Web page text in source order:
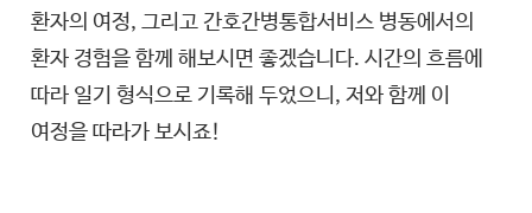
환자의 여정, 그리고 간호간병통합서비스 병동에서의
환자 경험을 함께 해보시면 좋겠습니다. 시간의 흐름에
따라 일기 형식으로 기록해 두었으니, 저와 함께 이
여정을 따라가 보시죠!